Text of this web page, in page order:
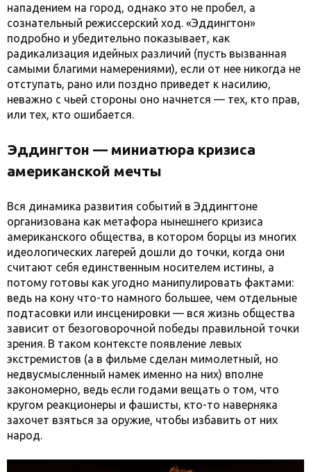
нападением на город, однако это не пробел, а
сознательный режиссерский ход. «Эддингтон»
подробно и убедительно показывает, как
радикализация идейных различий (пусть вызванная
самыми благими намерениями), если от нее никогда не
отступать, рано или поздно приведет к насилию,
неважно с чьей стороны оно начнется — тех, кто прав,
или тех, кто ошибается.
Эддингтон — миниатюра кризиса
американской мечты
Вся динамика развития событий в Эддингтоне
организована как метафора нынешнего кризиса
американского общества, в котором борцы из многих
идеологических лагерей дошли до точки, когда они
считают себя единственным носителем истины, а
потому готовы как угодно манипулировать фактами:
ведь на кону что-то намного большее, чем отдельные
подтасовки или инсценировки — вся жизнь общества
зависит от безоговорочной победы правильной точки
зрения. В таком контексте появление левых
экстремистов (а в фильме сделан мимолетный, но
недвусмысленный намек именно на них) вполне
закономерно, ведь если годами вещать о том, что
кругом реакционеры и фашисты, кто-то наверняка
захочет взяться за оружие, чтобы избавить от них
народ.